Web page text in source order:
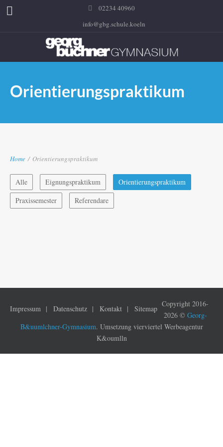
02234 40960
info@gbg.schule.koeln
Orientierungspraktikum
Home / Orientierungspraktikum
Alle Eignungspraktikum
Orientierungspraktikum
Praxissemester
Referendare
Impressum Datenschutz Kontakt Sitemap
Copyright 2016-
2026 © Georg-
B&uumlchner-Gymnasium. Umsetzung vierviertel Werbeagentur
K&oumlln